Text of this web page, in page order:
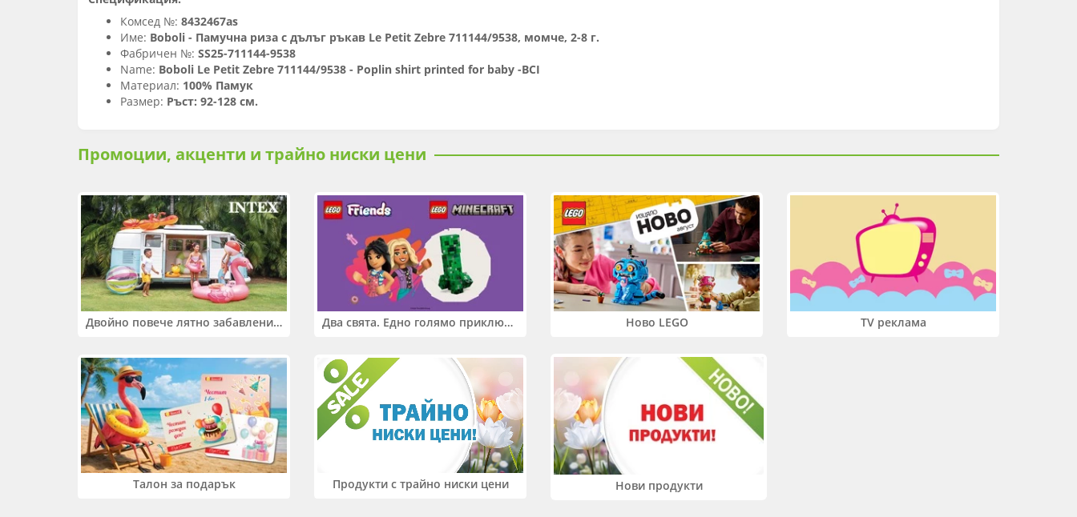
Комсед №: 8432467as
Име: Boboli - Памучна риза с дълъг ръкав Le Petit Zebre 711144/9538, момче, 2-8 г.
Фабричен №: SS25-711144-9538
Name: Boboli Le Petit Zebre 711144/9538 - Poplin shirt printed for baby -BCI
Материал: 100% Памук
Размер: Ръст: 92-128 см.
Промоции, акценти и трайно ниски цени
Двойно повече лятно забавление! Купи 2 продукта INTEX и вземи -33% Два свята. Едно голямо приключение. Купи 2 продукта LEGO® Friends и/или LEGO® Minecraft и вземи -27% Ново LEGO TV реклама
Талон за подарък Продукти с трайно ниски цени Нови продукти